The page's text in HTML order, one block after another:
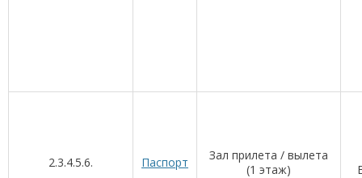
2.3.4.5.6. Паспорт
Зал прилета / вылета
(1 этаж)